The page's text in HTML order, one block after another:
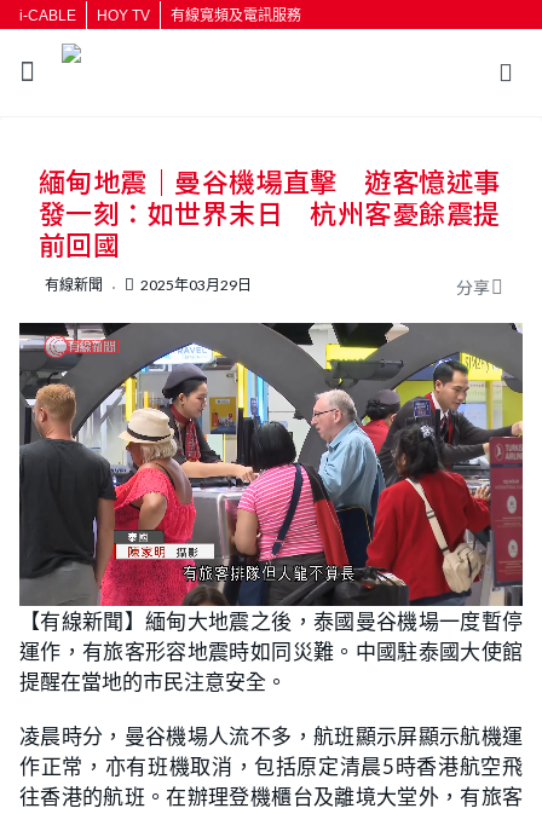
i-CABLE HOY TV 有線寬頻及電訊服務
按輸入鍵開始搜尋
緬甸地震｜曼谷機場直擊 遊客憶述事
發一刻：如世界末日 杭州客憂餘震提
前回國
有線新聞 2025年03月29日 分享
U
n
m
t
e
L
o
a
d
e
d
:
4
1
1
%
【有線新聞】緬甸大地震之後，泰國曼谷機場一度暫停
運作，有旅客形容地震時如同災難。中國駐泰國大使館
提醒在當地的市民注意安全。
凌晨時分，曼谷機場人流不多，航班顯示屏顯示航機運
作正常，亦有班機取消，包括原定清晨5時香港航空飛
往香港的航班。在辦理登機櫃台及離境大堂外，有旅客